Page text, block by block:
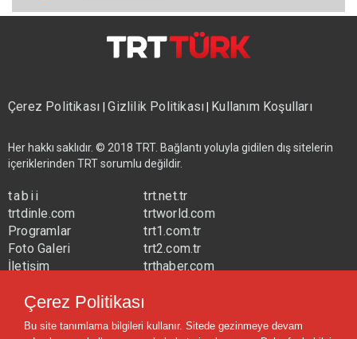
Çerez Politikası|Gizlilik Politikası| Kullanım Koşulları
Her hakkı saklıdır. © 2018 TRT. Bağlantı yoluyla gidilen dış sitelerin
içeriklerinden TRT sorumlu değildir.
tabii
trtdinle.com
Programlar
Foto Galeri
İletişim
trt.net.tr
trtworld.com
trt1.com.tr
trt2.com.tr
trthaber.com
trtavaz.com.tr
trtmuzik.net.tr
Çerez Politikası
Bu site tanımlama bilgileri kullanır. Sitede gezinmeye devam